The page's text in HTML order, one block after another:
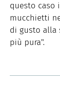
questo caso
mucchietti
di gusto alla
più pura".